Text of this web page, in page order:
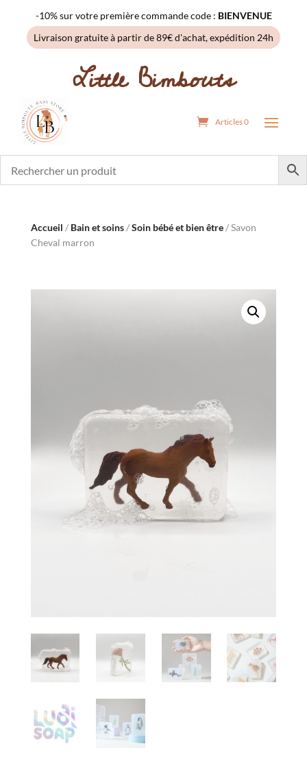
-10% sur votre première commande code : BIENVENUE
Livraison gratuite à partir de 89€ d'achat, expédition 24h
Little Bimbouts
Articles 0
Accueil / Bain et soins/Soin bébé et bien être/ Savon
Cheval marron